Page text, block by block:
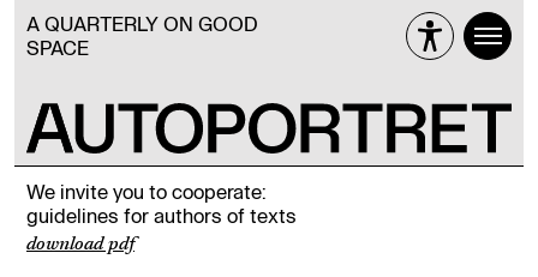
A QUARTERLY ON GOOD
SPACE
We invite you to cooperate:
guidelines for authors of texts
download pdf